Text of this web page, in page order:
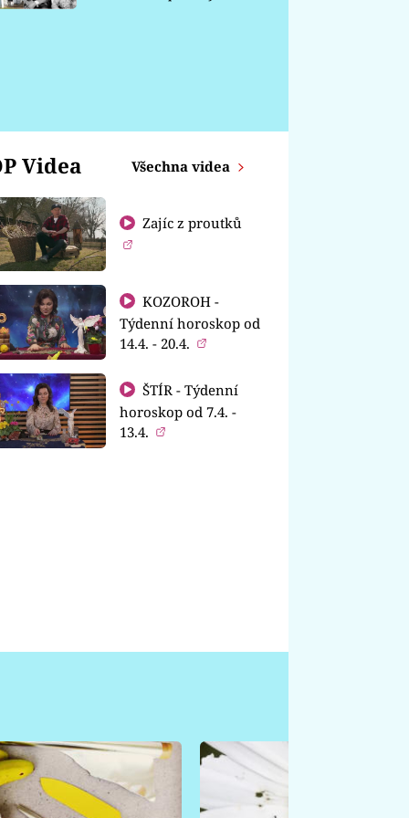
Videa Všechna videa
Zajíc z proutků
KOZOROH -
Týdenní horoskop od
14.4. - 20.4.
ŠTÍR - Týdenní
horoskop od 7.4. -
13.4.